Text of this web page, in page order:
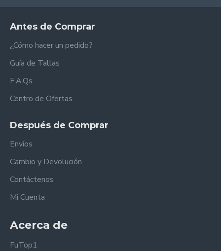
Antes de Comprar
¿Cómo hacer un pedido?
Guía de Tallas
F.A.Qs
Centro de Ofertas
Después de Comprar
Envíos
Cambio y Devolución
Contáctenos
Mi Cuenta
Acerca de
FuTop1